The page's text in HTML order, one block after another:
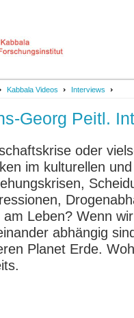
Kabbala Videos Interviews
Georg Peitl.
oder
im kulturellen
am Leben? Wenn
abhängig
Planet Erde.